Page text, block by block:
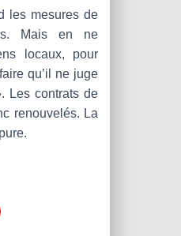
les mesures de
Mais en ne
locaux, pour
qu’il ne juge
Les contrats de
renouvelés. La